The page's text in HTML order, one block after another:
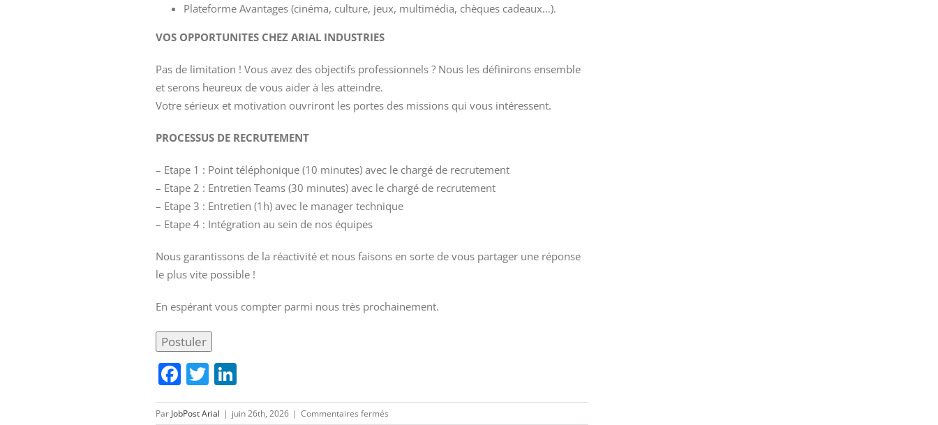
Plateforme Avantages (cinéma, culture, jeux, multimédia, chèques cadeaux…).
VOS OPPORTUNITES CHEZ ARIAL INDUSTRIES
Pas de limitation ! Vous avez des objectifs professionnels ? Nous les définirons ensemble
et serons heureux de vous aider à les atteindre.
Votre sérieux et motivation ouvriront les portes des missions qui vous intéressent.
PROCESSUS DE RECRUTEMENT
– Etape 1 : Point téléphonique (10 minutes) avec le chargé de recrutement
– Etape 2 : Entretien Teams (30 minutes) avec le chargé de recrutement
– Etape 3 : Entretien (1h) avec le manager technique
– Etape 4 : Intégration au sein de nos équipes
Nous garantissons de la réactivité et nous faisons en sorte de vous partager une réponse
le plus vite possible !
En espérant vous compter parmi nous très prochainement.
Facebook
TwitterLinkedIn
Par JobPost Arial | juin 26th, 2026 | Commentaires ferméssur